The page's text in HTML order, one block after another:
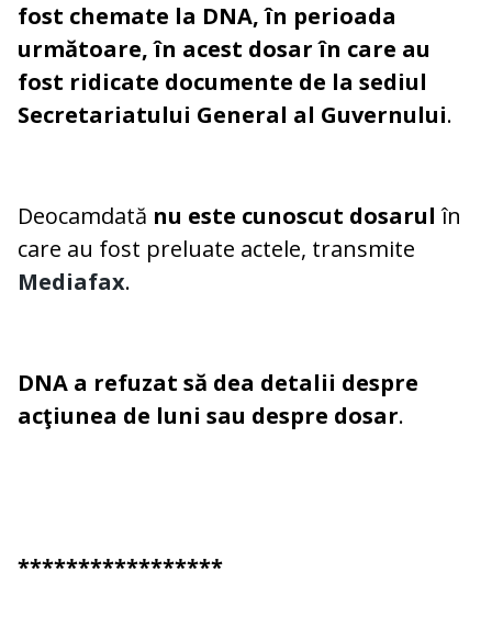
fost chemate la DNA, în perioada
următoare, în acest dosar în care au
fost ridicate documente de la sediul
Secretariatului General al Guvernului.
Deocamdată nu este cunoscut dosarul în
care au fost preluate actele, transmite
Mediafax.
DNA a refuzat să dea detalii despre
acţiunea de luni sau despre dosar.
*****************